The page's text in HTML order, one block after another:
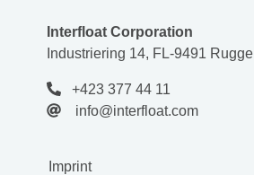
Interfloat Corporation
Industriering 14, FL-9491 Ruggell
+423 377 44 11
info@interfloat.com
Imprint